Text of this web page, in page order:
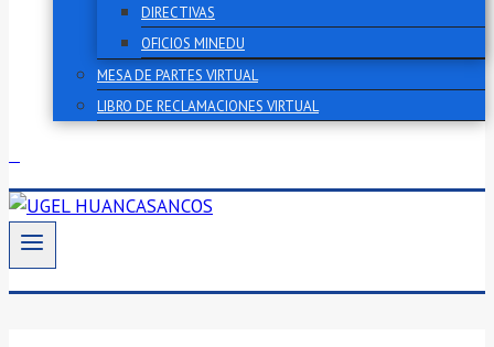
DIRECTIVAS
OFICIOS MINEDU
MESA DE PARTES VIRTUAL
LIBRO DE RECLAMACIONES VIRTUAL